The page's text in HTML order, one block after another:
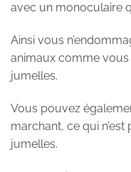
avec un monoculaire
Ainsi vous
animaux comme
jumelles.
Vous pouvez
marchant, ce qui
jumelles.